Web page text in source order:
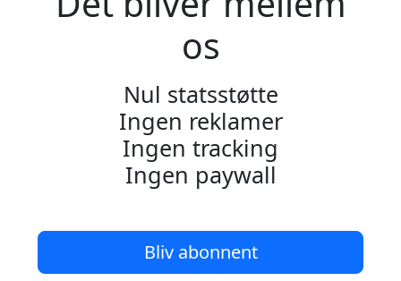
os
Nul statsstøtte
Ingen reklamer
Ingen tracking
Ingen paywall
Bliv abonnent